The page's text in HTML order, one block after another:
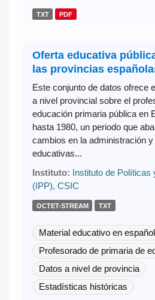
TXT PDF
Oferta educativa
las provincias
Este conjunto de datos ofrece
a nivel provincial sobre el
educación primaria pública en
hasta 1980, un periodo que
cambios en la administración
educativas...
Instituto: Instituto de Políticas
(IPP), CSIC
OCTET-STREAM TXT
Material educativo en español
Profesorado de primaria de
Datos a nivel de provincia
Estadísticas históricas